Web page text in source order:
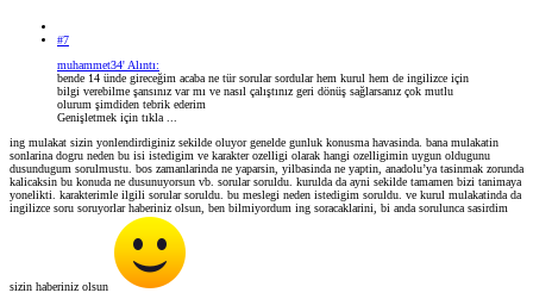
#7
muhammet34' Alıntı:
bende 14 ünde gireceğim acaba ne tür sorular sordular hem kurul hem de ingilizce için
bilgi verebilme şansınız var mı ve nasıl çalıştınız geri dönüş sağlarsanız çok mutlu
olurum şimdiden tebrik ederim
Genişletmek için tıkla ...
ing mulakat sizin yonlendirdiginiz sekilde oluyor genelde gunluk konusma havasinda. bana mulakatin
sonlarina dogru neden bu isi istedigim ve karakter ozelligi olarak hangi ozelligimin uygun oldugunu
dusundugum sorulmustu. bos zamanlarinda ne yaparsin, yilbasinda ne yaptin, anadolu’ya tasinmak zorunda
kalicaksin bu konuda ne dusunuyorsun vb. sorular soruldu. kurulda da ayni sekilde tamamen bizi tanimaya
yonelikti. karakterimle ilgili sorular soruldu. bu meslegi neden istedigim soruldu. ve kurul mulakatinda da
ingilizce soru soruyorlar haberiniz olsun, ben bilmiyordum ing soracaklarini, bi anda sorulunca sasirdim
sizin haberiniz olsun